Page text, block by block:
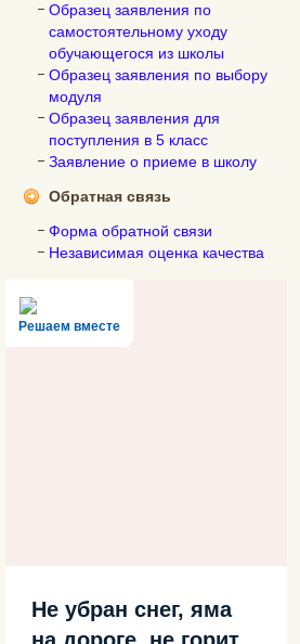
Образец заявления по
самостоятельному уходу
обучающегося из школы
Образец заявления по выбору
модуля
Образец заявления для
поступления в 5 класс
Заявление о приеме в школу
Обратная связь
Форма обратной связи
Независимая оценка качества
Решаем вместе
Не убран снег, яма